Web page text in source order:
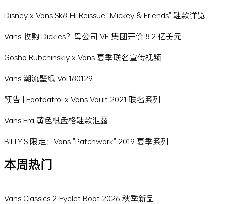
Disney x Vans Sk8-Hi Reissue "Mickey & Friends" 鞋款详览
Vans 收购 Dickies？母公司 VF 集团开价 8.2 亿美元
Gosha Rubchinskiy x Vans 夏季联名宣传视频
Vans 潮流壁纸 Vol.180129
预告 | Footpatrol x Vans Vault 2021 联名系列
Vans Era 黄色棋盘格鞋款泄露
BILLY'S 限定：Vans "Patchwork" 2019 夏季系列
本周热门
Vans Classics 2-Eyelet Boat 2026 秋季新品